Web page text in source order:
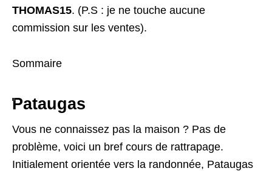
THOMAS15. (P.S : je ne touche aucune
commission sur les ventes).
Sommaire
Pataugas
Vous ne connaissez pas la maison ? Pas de
problème, voici un bref cours de rattrapage.
Initialement orientée vers la randonnée, Pataugas